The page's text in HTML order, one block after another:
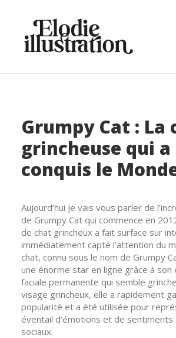
À PROPOS
GALERIE
BLOG
COMMANDER
SE CONNECTER / S'INSCRIRE
PANIER
Grumpy Cat : La
grincheuse qui a
conquis le
Aujourd’hui je vais vous parler de
de Grumpy Cat qui commence en
de chat grincheux a fait surface sur
immédiatement capté l’attention du
chat, connu sous le nom de Grumpy
une énorme star en ligne grâce à son
faciale permanente qui semble
visage grincheux, elle a rapidement
popularité et a été utilisée pour
éventail d’émotions et de
sociaux.